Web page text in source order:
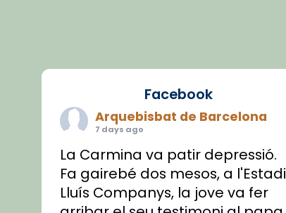
Facebook
Arquebisbat de Barcelona
7 days ago
La Carmina va patir depressió.
Fa gairebé dos mesos, a l'Estadi
Lluís Companys, la jove va fer